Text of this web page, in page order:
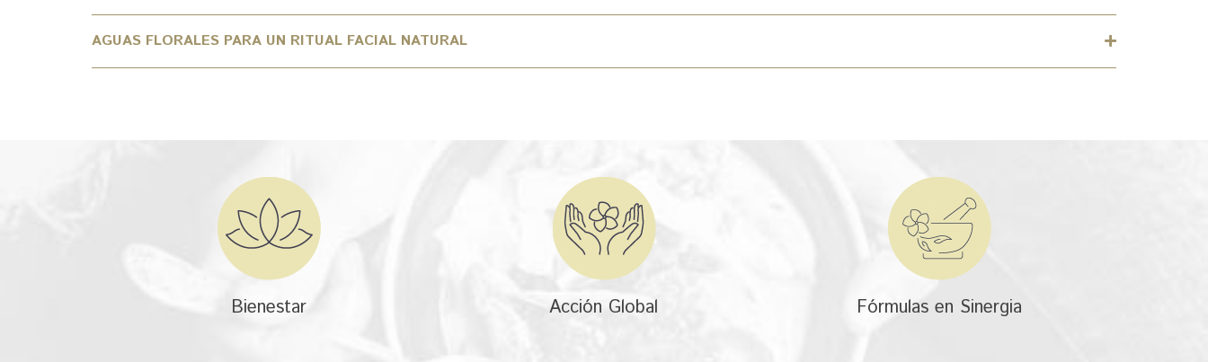
AGUAS FLORALES PARA UN RITUAL FACIAL NATURAL
Bienestar Acción Global Fórmulas en Sinergia